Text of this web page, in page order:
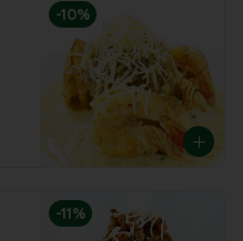
-10%
-11%